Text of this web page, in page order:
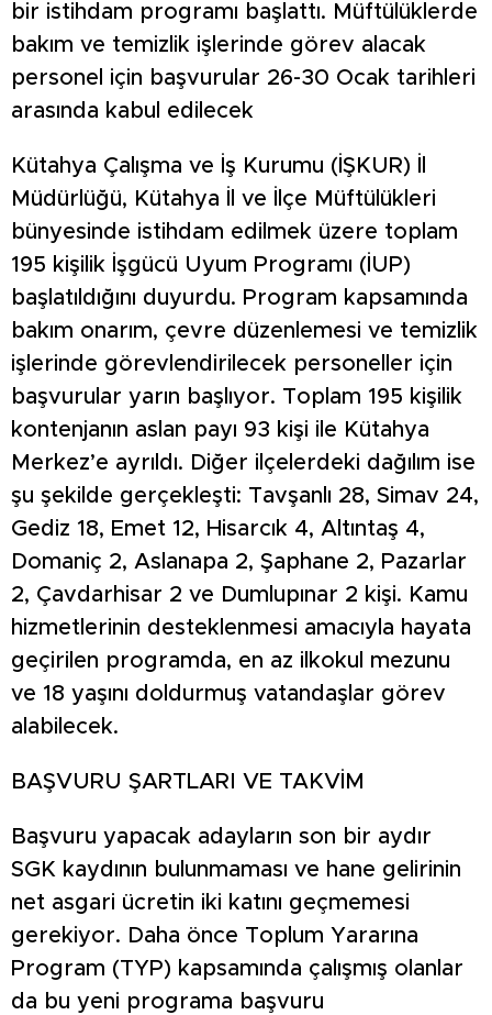
bir istihdam programı başlattı. Müftülüklerde
bakım ve temizlik işlerinde görev alacak
personel için başvurular 26-30 Ocak tarihleri
arasında kabul edilecek
Kütahya Çalışma ve İş Kurumu (İŞKUR) İl
Müdürlüğü, Kütahya İl ve İlçe Müftülükleri
bünyesinde istihdam edilmek üzere toplam
195 kişilik İşgücü Uyum Programı (İUP)
başlatıldığını duyurdu. Program kapsamında
bakım onarım, çevre düzenlemesi ve temizlik
işlerinde görevlendirilecek personeller için
başvurular yarın başlıyor. Toplam 195 kişilik
kontenjanın aslan payı 93 kişi ile Kütahya
Merkez’e ayrıldı. Diğer ilçelerdeki dağılım ise
şu şekilde gerçekleşti: Tavşanlı 28, Simav 24,
Gediz 18, Emet 12, Hisarcık 4, Altıntaş 4,
Domaniç 2, Aslanapa 2, Şaphane 2, Pazarlar
2, Çavdarhisar 2 ve Dumlupınar 2 kişi. Kamu
hizmetlerinin desteklenmesi amacıyla hayata
geçirilen programda, en az ilkokul mezunu
ve 18 yaşını doldurmuş vatandaşlar görev
alabilecek.
BAŞVURU ŞARTLARI VE TAKVİM
Başvuru yapacak adayların son bir aydır
SGK kaydının bulunmaması ve hane gelirinin
net asgari ücretin iki katını geçmemesi
gerekiyor. Daha önce Toplum Yararına
Program (TYP) kapsamında çalışmış olanlar
da bu yeni programa başvuru